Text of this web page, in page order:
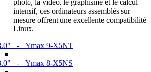
photo, la vidéo, le graphisme et le calcul
intensif, ces ordinateurs assemblés sur
mesure offrent une excellente compatibilité
Linux.
- Ymax 9-X5NT
- Ymax 8-X5NS